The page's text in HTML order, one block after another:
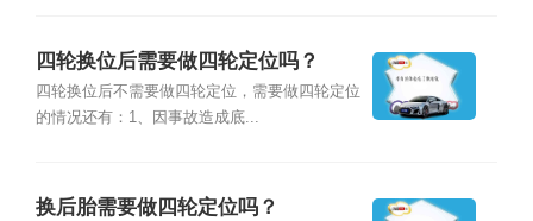
四轮换位后需要做四轮定位吗？
四轮换位后不需要做四轮定位，需要做四轮定位
的情况还有：1、因事故造成底...
换后胎需要做四轮定位吗？